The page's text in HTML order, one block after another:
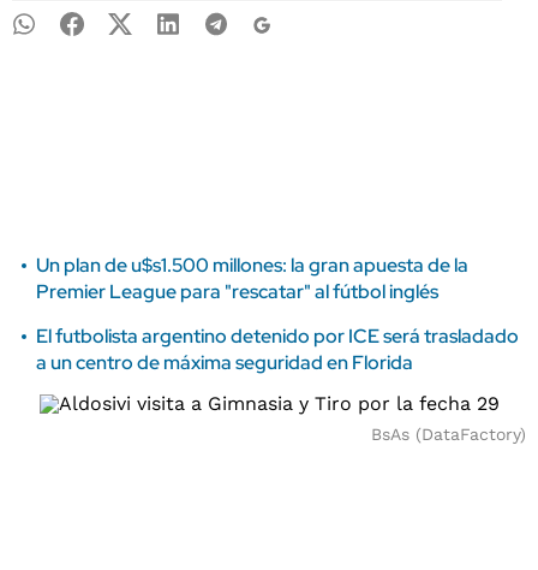
Un plan de u$s1.500 millones: la gran apuesta de la
Premier League para "rescatar" al fútbol inglés
El futbolista argentino detenido por ICE será trasladado
a un centro de máxima seguridad en Florida
BsAs (DataFactory)